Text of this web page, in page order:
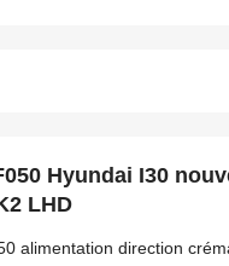
Hyundai I30
LHD
alimentation direction